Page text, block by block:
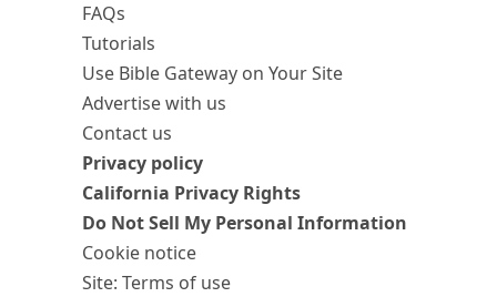
FAQs
Tutorials
Use Bible Gateway on Your Site
Advertise with us
Contact us
Privacy policy
California Privacy Rights
Do Not Sell My Personal Information
Cookie notice
Site: Terms of use